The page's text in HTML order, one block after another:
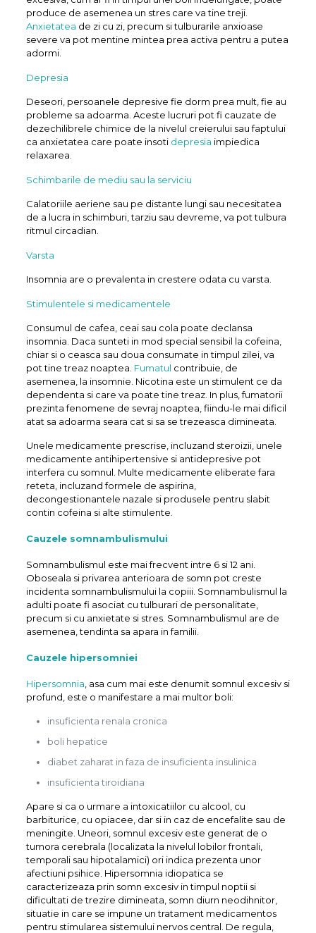
produce de asemenea un stres care va tine treji.
Anxietatea de zi cu zi, precum si tulburarile anxioase
severe va pot mentine mintea prea activa pentru a putea
adormi.
Depresia
Deseori, persoanele depresive fie dorm prea mult, fie au
probleme sa adoarma. Aceste lucruri pot fi cauzate de
dezechilibrele chimice de la nivelul creierului sau faptului
ca anxietatea care poate insoti depresia impiedica
relaxarea.
Schimbarile de mediu sau la serviciu
Calatoriile aeriene sau pe distante lungi sau necesitatea
de a lucra in schimburi, tarziu sau devreme, va pot tulbura
ritmul circadian.
Varsta
Insomnia are o prevalenta in crestere odata cu varsta.
Stimulentele si medicamentele
Consumul de cafea, ceai sau cola poate declansa
insomnia. Daca sunteti in mod special sensibil la cofeina,
chiar si o ceasca sau doua consumate in timpul zilei, va
pot tine treaz noaptea. Fumatul contribuie, de
asemenea, la insomnie. Nicotina este un stimulent ce da
dependenta si care va poate tine treaz. In plus, fumatorii
prezinta fenomene de sevraj noaptea, fiindu-le mai dificil
atat sa adoarma seara cat si sa se trezeasca dimineata.
Unele medicamente prescrise, incluzand steroizii, unele
medicamente antihipertensive si antidepresive pot
interfera cu somnul. Multe medicamente eliberate fara
reteta, incluzand formele de aspirina,
decongestionantele nazale si produsele pentru slabit
contin cofeina si alte stimulente.
Cauzele somnambulismului
Somnambulismul este mai frecvent intre 6 si 12 ani.
Oboseala si privarea anterioara de somn pot creste
incidenta somnambulismului la copiii. Somnambulismul la
adulti poate fi asociat cu tulburari de personalitate,
precum si cu anxietate si stres. Somnambulismul are de
asemenea, tendinta sa apara in familii.
Cauzele hipersomniei
Hipersomnia , asa cum mai este denumit somnul excesiv si
profund, este o manifestare a mai multor boli:
insuficienta renala cronica
boli hepatice
diabet zaharat in faza de insuficienta insulinica
insuficienta tiroidiana
Apare si ca o urmare a intoxicatiilor cu alcool, cu
barbiturice, cu opiacee, dar si in caz de encefalite sau de
meningite. Uneori, somnul excesiv este generat de o
tumora cerebrala (localizata la nivelul lobilor frontali,
temporali sau hipotalamici) ori indica prezenta unor
afectiuni psihice. Hipersomnia idiopatica se
caracterizeaza prin somn excesiv in timpul noptii si
dificultati de trezire dimineata, somn diurn neodihnitor,
situatie in care se impune un tratament medicamentos
pentru stimularea sistemului nervos central. De regula,